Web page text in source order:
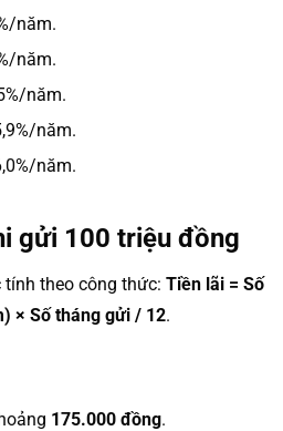
năm.
năm.
năm.
năm.
năm.
gửi 100 triệu đồng
theo công thức: Tiền lãi = Số
× Số tháng gửi / 12.
175.000 đồng.